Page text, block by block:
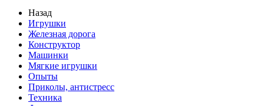
Назад
Игрушки
Железная дорога
Конструктор
Машинки
Мягкие игрушки
Опыты
Приколы, антистресс
Техника